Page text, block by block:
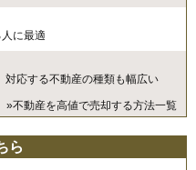
に最適
応する不動産の種類も幅広い
»不動産を高値で売却する方法一覧
ら